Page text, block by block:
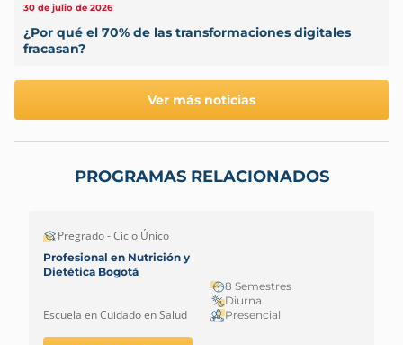
30 de julio de 2026
¿Por qué el 70% de las transformaciones digitales
fracasan?
Ver más noticias
PROGRAMAS RELACIONADOS
Pregrado - Ciclo Único
Profesional en Nutrición y
Dietética Bogotá
Escuela en Cuidado en Salud
8 Semestres
Diurna
Presencial